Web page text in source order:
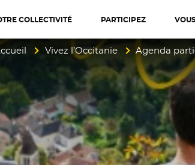
/ Pyrénées-Méditerranée
COLLECTIVITÉ PARTICIPEZ
Vivez l’Occitanie Agenda